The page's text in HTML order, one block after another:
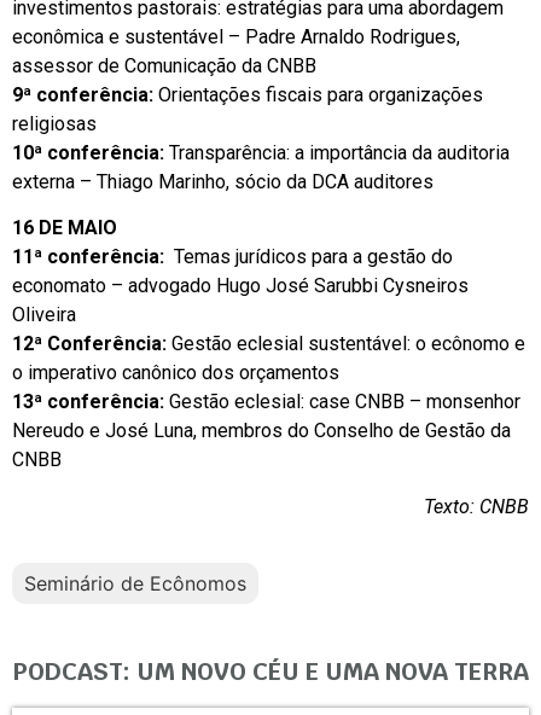
investimentos pastorais: estratégias para uma abordagem
econômica e sustentável – Padre Arnaldo Rodrigues,
assessor de Comunicação da CNBB
9ª conferência: Orientações fiscais para organizações
religiosas
10ª conferência: Transparência: a importância da auditoria
externa – Thiago Marinho, sócio da DCA auditores
16 DE MAIO
11ª conferência: Temas jurídicos para a gestão do
economato – advogado Hugo José Sarubbi Cysneiros
Oliveira
12ª Conferência: Gestão eclesial sustentável: o ecônomo e
o imperativo canônico dos orçamentos
13ª conferência: Gestão eclesial: case CNBB – monsenhor
Nereudo e José Luna, membros do Conselho de Gestão da
CNBB
Texto: CNBB
Seminário de Ecônomos
PODCAST: UM NOVO CÉU E UMA NOVA TERRA